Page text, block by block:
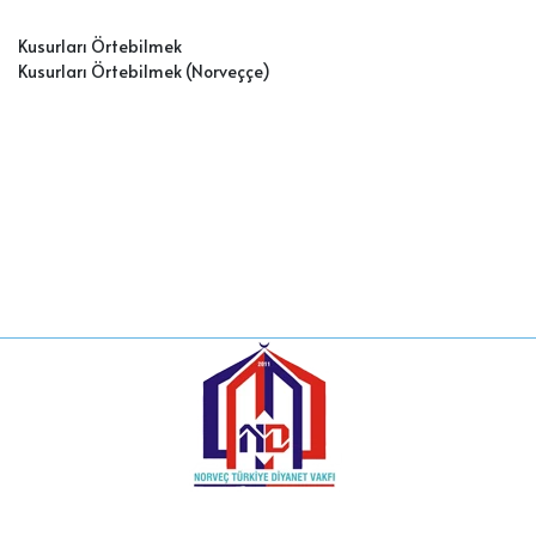
Kusurları Örtebilmek
Kusurları Örtebilmek (Norveççe)